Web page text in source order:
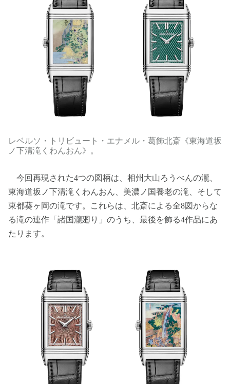
レベルソ・トリビュート・エナメル・葛飾北斎《東海道坂
ノ下清滝くわんおん》。
今回再現された4つの図柄は、相州大山ろうべんの瀧、
東海道坂ノ下清滝くわんおん、美濃ノ国養老の滝、そして
東都葵ヶ岡の滝です。これらは、北斎による全8図からな
る滝の連作「諸国瀧廻り」のうち、最後を飾る4作品にあ
たります。